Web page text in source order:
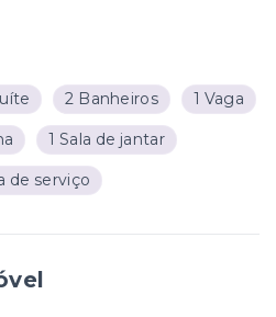
2 Banheiros 1 Vaga
1 Sala de jantar
de serviço